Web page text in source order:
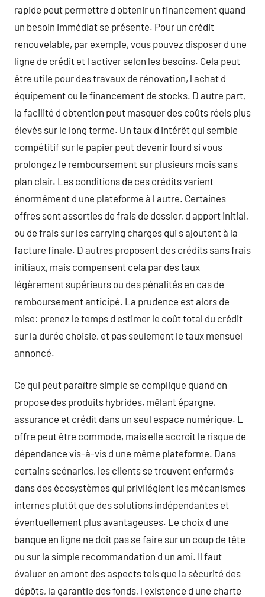
rapide peut permettre d obtenir un financement quand
un besoin immédiat se présente. Pour un crédit
renouvelable, par exemple, vous pouvez disposer d une
ligne de crédit et l activer selon les besoins. Cela peut
être utile pour des travaux de rénovation, l achat d
équipement ou le financement de stocks. D autre part,
la facilité d obtention peut masquer des coûts réels plus
élevés sur le long terme. Un taux d intérêt qui semble
compétitif sur le papier peut devenir lourd si vous
prolongez le remboursement sur plusieurs mois sans
plan clair. Les conditions de ces crédits varient
énormément d une plateforme à l autre. Certaines
offres sont assorties de frais de dossier, d apport initial,
ou de frais sur les carrying charges qui s ajoutent à la
facture finale. D autres proposent des crédits sans frais
initiaux, mais compensent cela par des taux
légèrement supérieurs ou des pénalités en cas de
remboursement anticipé. La prudence est alors de
mise: prenez le temps d estimer le coût total du crédit
sur la durée choisie, et pas seulement le taux mensuel
annoncé.
Ce qui peut paraître simple se complique quand on
propose des produits hybrides, mêlant épargne,
assurance et crédit dans un seul espace numérique. L
offre peut être commode, mais elle accroît le risque de
dépendance vis-à-vis d une même plateforme. Dans
certains scénarios, les clients se trouvent enfermés
dans des écosystèmes qui privilégient les mécanismes
internes plutôt que des solutions indépendantes et
éventuellement plus avantageuses. Le choix d une
banque en ligne ne doit pas se faire sur un coup de tête
ou sur la simple recommandation d un ami. Il faut
évaluer en amont des aspects tels que la sécurité des
dépôts, la garantie des fonds, l existence d une charte